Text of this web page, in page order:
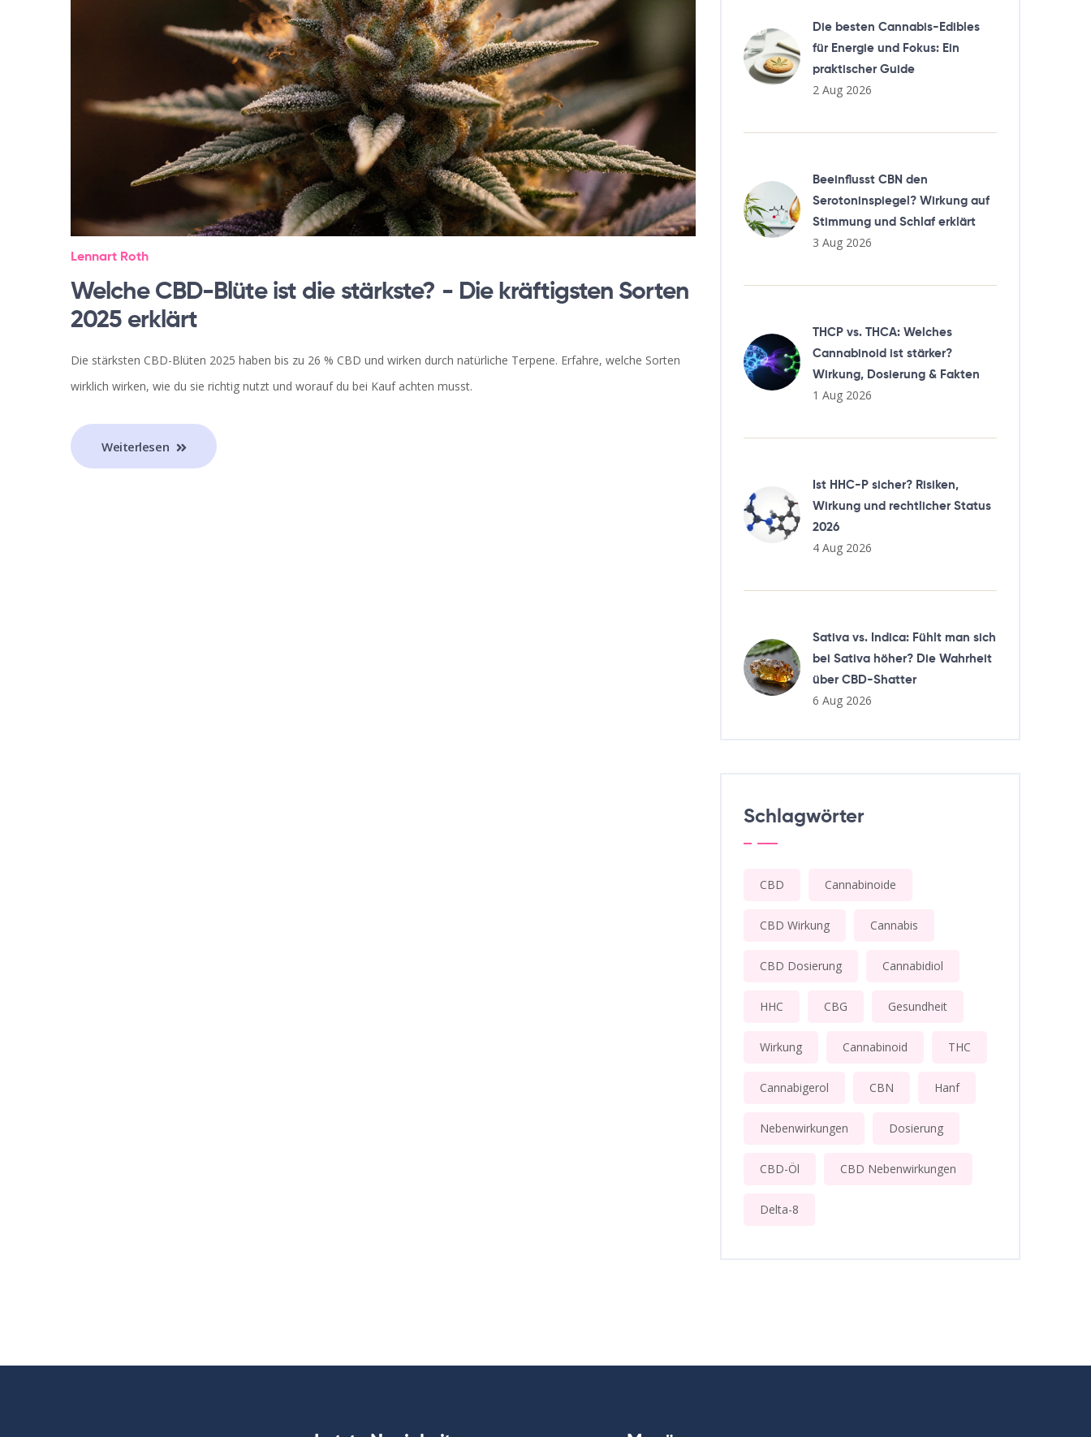
Lennart Roth
Welche CBD-Blüte ist die stärkste? - Die kräftigsten Sorten
2025 erklärt
Die stärksten CBD-Blüten 2025 haben bis zu 26 % CBD und wirken durch natürliche Terpene. Erfahre, welche Sorten
wirklich wirken, wie du sie richtig nutzt und worauf du bei Kauf achten musst.
Weiterlesen
Die besten Cannabis-Edibles
für Energie und Fokus: Ein
praktischer Guide
2 Aug 2026
Beeinflusst CBN den
Serotoninspiegel? Wirkung auf
Stimmung und Schlaf erklärt
3 Aug 2026
THCP vs. THCA: Welches
Cannabinoid ist stärker?
Wirkung, Dosierung & Fakten
1 Aug 2026
Ist HHC-P sicher? Risiken,
Wirkung und rechtlicher Status
2026
4 Aug 2026
Sativa vs. Indica: Fühlt man sich
bei Sativa höher? Die Wahrheit
über CBD-Shatter
6 Aug 2026
Schlagwörter
CBD Cannabinoide
CBD Wirkung Cannabis
CBD Dosierung Cannabidiol
HHC CBG Gesundheit
Wirkung Cannabinoid THC
Cannabigerol CBN Hanf
Nebenwirkungen Dosierung
CBD-Öl CBD Nebenwirkungen
Delta-8